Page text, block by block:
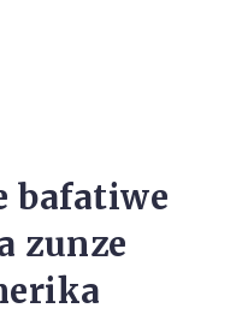
bafatiwe
zunze